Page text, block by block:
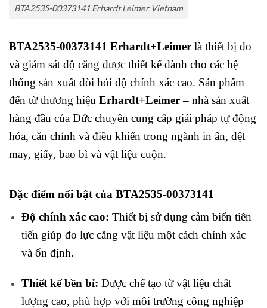
BTA2535-00373141 Erhardt Leimer Vietnam
BTA2535-00373141 Erhardt+Leimer là thiết bị đo
và giám sát độ căng được thiết kế dành cho các hệ
thống sản xuất đòi hỏi độ chính xác cao. Sản phẩm
đến từ thương hiệu Erhardt+Leimer– nhà sản xuất
hàng đầu của Đức chuyên cung cấp giải pháp tự động
hóa, căn chỉnh và điều khiển trong ngành in ấn, dệt
may, giấy, bao bì và vật liệu cuộn.
Đặc điểm nổi bật của BTA2535-00373141
Độ chính xác cao: Thiết bị sử dụng cảm biến tiên
tiến giúp đo lực căng vật liệu một cách chính xác
và ổn định.
Thiết kế bền bỉ: Được chế tạo từ vật liệu chất
lượng cao, phù hợp với môi trường công nghiệp